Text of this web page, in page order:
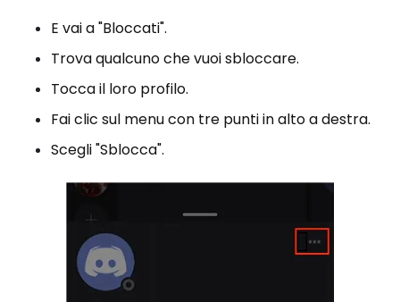
E vai a "Bloccati".
Trova qualcuno che vuoi sbloccare.
Tocca il loro profilo.
Fai clic sul menu con tre punti in alto a destra.
Scegli "Sblocca".